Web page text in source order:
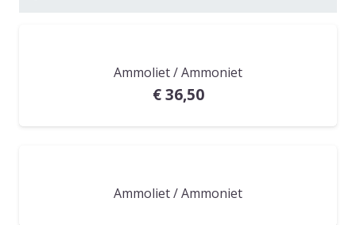
Ammoliet / Ammoniet
€36,50
Ammoliet / Ammoniet